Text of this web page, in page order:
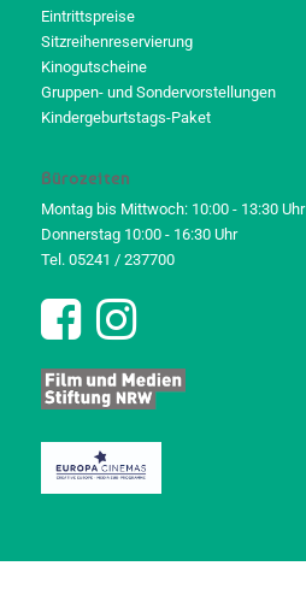
Eintrittspreise
Sitzreihenreservierung
Kinogutscheine
Gruppen- und Sondervorstellungen
Kindergeburtstags-Paket
Bürozeiten
Montag bis Mittwoch: 10:00 - 13:30 Uhr
Donnerstag 10:00 - 16:30 Uhr
Tel. 05241 / 237700